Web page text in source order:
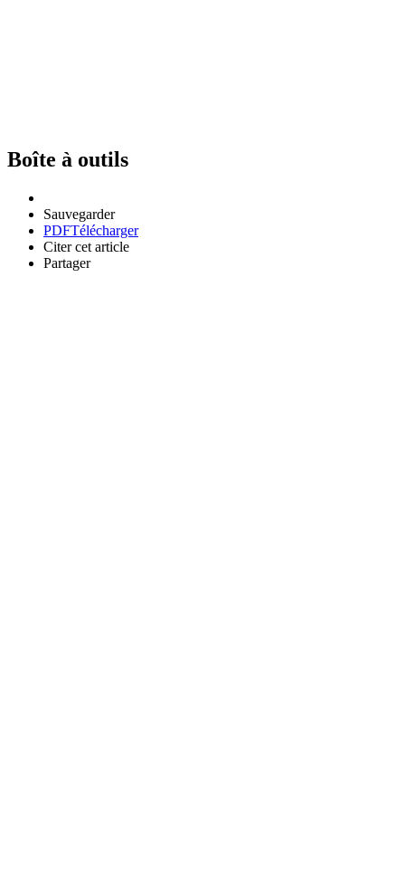
Boîte à outils
Sauvegarder
PDFTélécharger
Citer cet article
Partager